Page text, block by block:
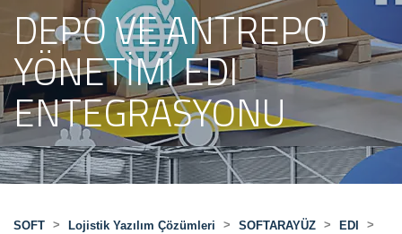
DEPO VE ANTREPO
YÖNETIMI EDI
ENTEGRASYONU
SOFT > Lojistik Yazılım Çözümleri > SOFTARAYÜZ > EDI
>